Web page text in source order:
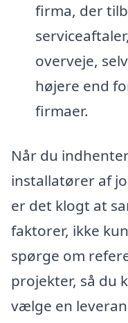
firma, der
overveje,
højere end
firmaer.
Når du
installatører af
er det klogt at
faktorer, ikke
spørge om
projekter, så du
vælge en